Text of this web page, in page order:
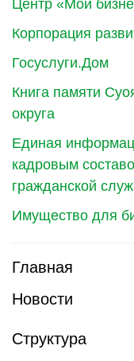
Центр «Мой
Корпорация
Госуслуги.Дом
Книга памяти
округа
Единая
кадровым
гражданской
Имущество для
Главная
Новости
Структура